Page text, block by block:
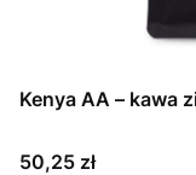
Kenya AA – kawa
Cena
50,25 zł